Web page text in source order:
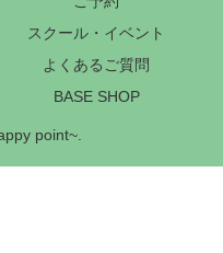
スクール・イベント
よくあるご質問
BASE SHOP
point~.